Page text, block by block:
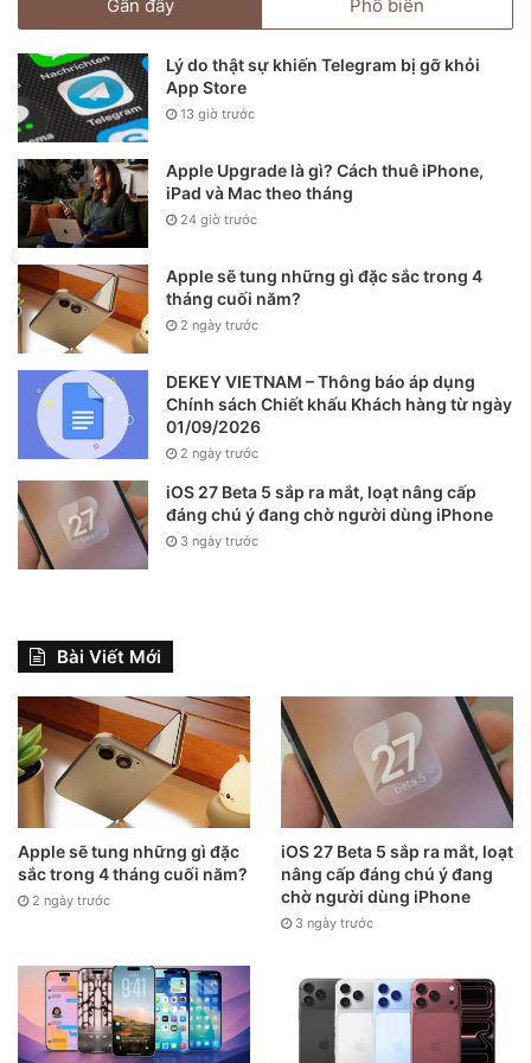
Gần đây Phổ biến
Lý do thật sự khiến Telegram bị gỡ khỏi
App Store
13 giờ trước
Apple Upgrade là gì? Cách thuê iPhone,
iPad và Mac theo tháng
24 giờ trước
Apple sẽ tung những gì đặc sắc trong 4
tháng cuối năm?
2 ngày trước
DEKEY VIETNAM – Thông báo áp dụng
Chính sách Chiết khấu Khách hàng từ ngày
01/09/2026
2 ngày trước
iOS 27 Beta 5 sắp ra mắt, loạt nâng cấp
đáng chú ý đang chờ người dùng iPhone
3 ngày trước
Bài Viết Mới
Apple sẽ tung những gì đặc
sắc trong 4 tháng cuối năm?
2 ngày trước
iOS 27 Beta 5 sắp ra mắt, loạt
nâng cấp đáng chú ý đang
chờ người dùng iPhone
3 ngày trước